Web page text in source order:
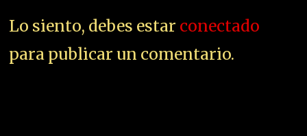
Lo siento, debes estar conectado
para publicar un comentario.